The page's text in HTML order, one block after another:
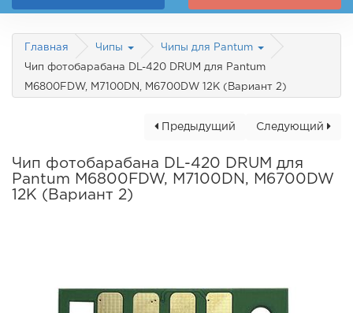
Главная Чипы Чипы для Pantum
Чип фотобарабана DL-420 DRUM для Pantum
M6800FDW, M7100DN, M6700DW 12K (Вариант 2)
Следующий
Предыдущий
Чип фотобарабана DL-420 DRUM для
Pantum M6800FDW, M7100DN, M6700DW
12K (Вариант 2)